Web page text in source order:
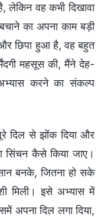
लेकिन वह कभी दिखावा
का अपना काम बड़ी
छिपा हुआ है, वह बहुत
महसूस की, मैंने देह-
करने का संकल्प
दिल से झोंक दिया और
सिंचन कैसे किया जाए।
बनके, जितना हो सके
मिली। इसे अभ्यास में
अपना दिल लगा दिया,